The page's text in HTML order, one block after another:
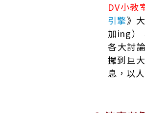
DV小教
引擎》
加ing）
各大討
攞到巨
息，以